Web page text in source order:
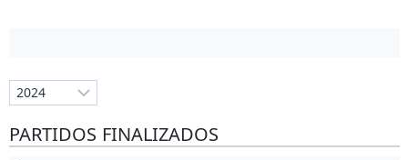
PARTIDOS FINALIZADOS